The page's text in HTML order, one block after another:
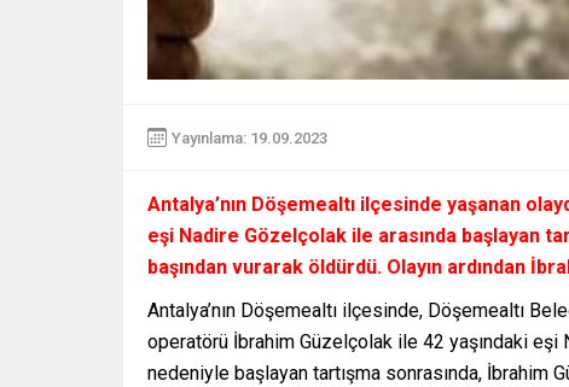
Yayınlama: 19.09.2023
Antalya’nın Döşemealtı ilçesinde yaşanan
eşi Nadire Gözelçolak ile arasında başlayan
başından vurarak öldürdü. Olayın ardından
Antalya’nın Döşemealtı ilçesinde, Döşemealtı
operatörü İbrahim Güzelçolak ile 42 yaşındaki
nedeniyle başlayan tartışma sonrasında, İbrahim